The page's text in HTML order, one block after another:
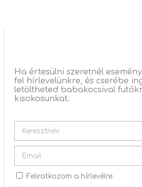
Ha értesülni szeretnél
fel hírlevelünkre, és cserébe
letöltheted babakocsival
kisokosunkat.
Feliratkozom a hírlevélre